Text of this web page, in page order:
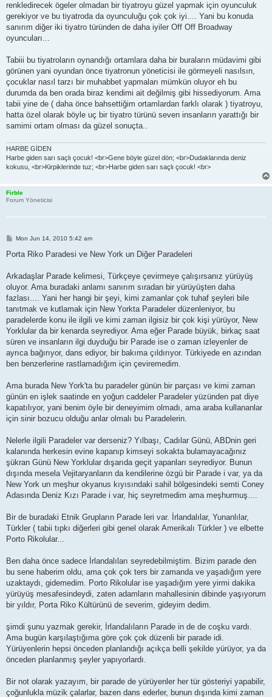
renkledirecek ögeler olmadan bir tiyatroyu güzel yapmak için oyunculuk
gerekiyor ve bu tiyatroda da oyunculuğu çok çok iyi.... Yani bu konuda
sanırım diğer iki tiyatro türünden de daha iyiler Off Off Broadway
oyuncuları...
Tabiii bu tiyatroların oynandığı ortamlara daha bir buraların müdavimi gibi
görünen yani oyundan önce tiyatronun yöneticisi ile görmeyeli nasılsın,
çocuklar nasıl tarzı bir muhabbet yapmaları mümkün oluyor eh bu
durumda da ben orada biraz kendimi ait değilmiş gibi hissediyorum. Ama
tabii yine de ( daha önce bahsettiğim ortamlardan farklı olarak ) tiyatroyu,
hatta özel olarak böyle uç bir tiyatro türünü seven insanların yarattığı bir
samimi ortam olması da güzel sonuçta..
HARBE GİDEN
Harbe giden sarı saçlı çocuk! <br>Gene böyle güzel dön; <br>Dudaklarında deniz
kokusu, <br>Kirpiklerinde tuz; <br>Harbe giden sarı saçlı çocuk! <br>
Firble
Forum Yöneticisi
P
s
Mon Jun 14, 2010 5:42 am
Porta Riko Paradesi ve New York un Diğer Paradeleri
Arkadaşlar Parade kelimesi, Türkçeye çevirmeye çalışırsanız yürüyüş
oluyor. Ama buradaki anlamı sanırım sıradan bir yürüyüşten daha
fazlası.... Yani her hangi bir şeyi, kimi zamanlar çok tuhaf şeyleri bile
tanıtmak ve kutlamak için New Yorkta Paradeler düzenleniyor, bu
paradelerde konu ile ilgili ve kimi zaman ilgisiz bir çok kişi yürüyor, New
Yorklular da bir kenarda seyrediyor. Ama eğer Parade büyük, birkaç saat
süren ve insanların ilgi duyduğu bir Parade ise o zaman izleyenler de
ayrıca bağırıyor, dans ediyor, bir bakıma çıldırıyor. Türkiyede en azından
ben benzerlerine rastlamadığım için çeviremedim.
Ama burada New York'ta bu paradeler günün bir parçası ve kimi zaman
günün en işlek saatinde en yoğun caddeler Paradeler yüzünden pat diye
kapatılıyor, yani benim öyle bir deneyimim olmadı, ama araba kullananlar
için sinir bozucu olduğu anlar olmalı bu Paradelerin.
Nelerle ilgili Paradeler var derseniz? Yılbaşı, Cadılar Günü, ABDnin geri
kalanında herkesin evine kapanıp kimseyi sokakta bulamayacağınız
şükran Günü New Yorklular dışarıda geçit yapanları seyrediyor. Bunun
dışında mesela Vejitaryanların da kendilerine özgü bir Parade i var, ya da
New York un meşhur okyanus kıyısındaki sahil bölgesindeki semti Coney
Adasında Deniz Kızı Parade i var, hiç seyretmedim ama meşhurmuş....
Bir de buradaki Etnik Grupların Parade leri var. İrlandalılar, Yunanlılar,
Türkler ( tabii tıpkı diğerleri gibi genel olarak Amerikalı Türkler ) ve elbette
Porto Rikolular...
Ben daha önce sadece İrlandalıları seyredebilmiştim. Bizim parade den
bu sene haberim oldu, ama çok çok ters bir zamanda ve yaşadığım yere
uzaktaydı, gidemedim. Porto Rikolular ise yaşadığım yere yirmi dakika
yürüyüş mesafesindeydi, zaten adamların mahallesinin dibinde yaşıyorum
bir yıldır, Porta Riko Kültürünü de severim, gideyim dedim.
şimdi şunu yazmak gerekir, İrlandalıların Parade in de de coşku vardı.
Ama bugün karşılaştığıma göre çok çok düzenli bir parade idi.
Yürüyenlerin hepsi önceden planlandığı açıkça belli şekilde yürüyor, ya da
önceden planlanmış şeyler yapıyorlardı.
Bir not olarak yazayım, bir parade de yürüyenler her tür gösteriyi yapabilir,
çoğunlukla müzik çalarlar, bazen dans ederler, bunun dışında kimi zaman